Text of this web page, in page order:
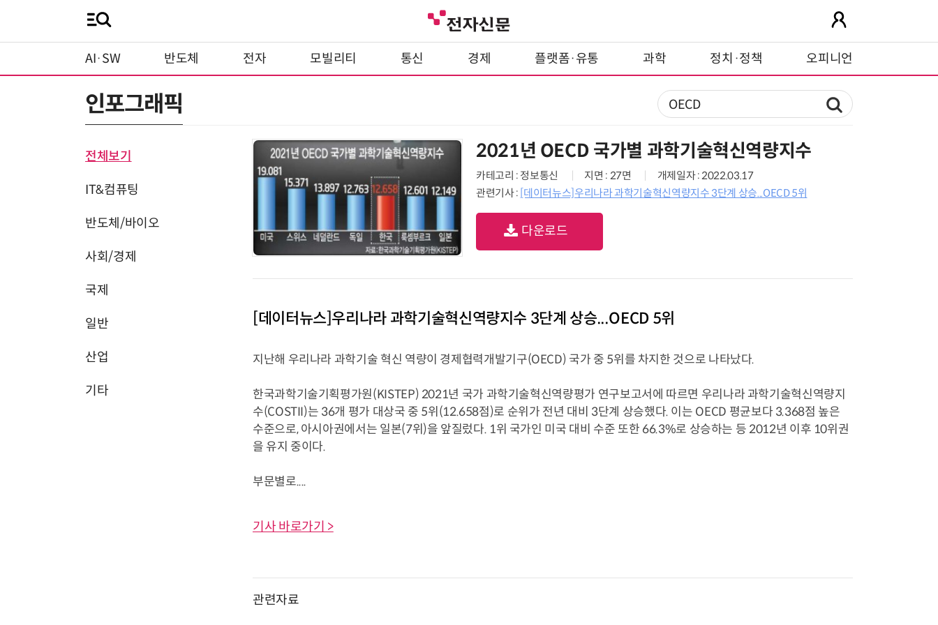
AI·SW 반도체 전자 모빌리티 통신 경제 플랫폼·유통 과학 정치·정책 오피니언
인포그래픽
전체보기
IT&컴퓨팅
반도체/바이오
사회/경제
국제
일반
산업
기타
2021년 OECD 국가별 과학기술혁신역량지수
카테고리 : 정보통신 지면 : 27면
개제일자 : 2022.03.17
관련기사 : [데이터뉴스]우리나라 과학기술혁신역량지수 3단계 상승...OECD 5위
다운로드
[데이터뉴스]우리나라 과학기술혁신역량지수 3단계 상승...OECD 5위
지난해 우리나라 과학기술 혁신 역량이 경제협력개발기구(OECD) 국가 중 5위를 차지한 것으로 나타났다.
한국과학기술기획평가원(KISTEP) 2021년 국가 과학기술혁신역량평가 연구보고서에 따르면 우리나라 과학기술혁신역량지
수(COSTII)는 36개 평가 대상국 중 5위(12.658점)로 순위가 전년 대비 3단계 상승했다. 이는 OECD 평균보다 3.368점 높은
수준으로, 아시아권에서는 일본(7위)을 앞질렀다. 1위 국가인 미국 대비 수준 또한 66.3%로 상승하는 등 2012년 이후 10위권
을 유지 중이다.
부문별로....
기사 바로가기 >
관련자료